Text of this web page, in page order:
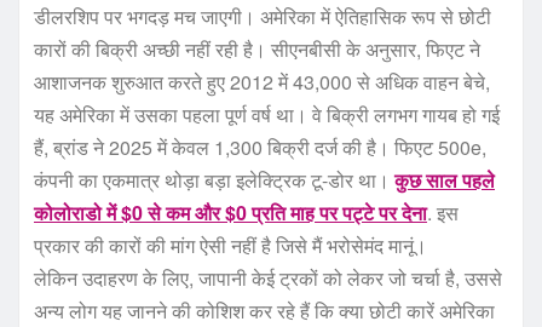
डीलरशिप पर भगदड़ मच जाएगी। अमेरिका में ऐतिहासिक रूप से छोटी
कारों की बिक्री अच्छी नहीं रही है। सीएनबीसी के अनुसार, फिएट ने
आशाजनक शुरुआत करते हुए 2012 में 43,000 से अधिक वाहन बेचे,
यह अमेरिका में उसका पहला पूर्ण वर्ष था। वे बिक्री लगभग गायब हो गई
हैं, ब्रांड ने 2025 में केवल 1,300 बिक्री दर्ज की है। फिएट 500e,
कंपनी का एकमात्र थोड़ा बड़ा इलेक्ट्रिक टू-डोर था।कुछ साल पहले
कोलोराडो में $0 से कम और $0 प्रति माह पर पट्टे पर देना. इस
प्रकार की कारों की मांग ऐसी नहीं है जिसे मैं भरोसेमंद मानूं।
लेकिन उदाहरण के लिए, जापानी केई ट्रकों को लेकर जो चर्चा है, उससे
अन्य लोग यह जानने की कोशिश कर रहे हैं कि क्या छोटी कारें अमेरिका